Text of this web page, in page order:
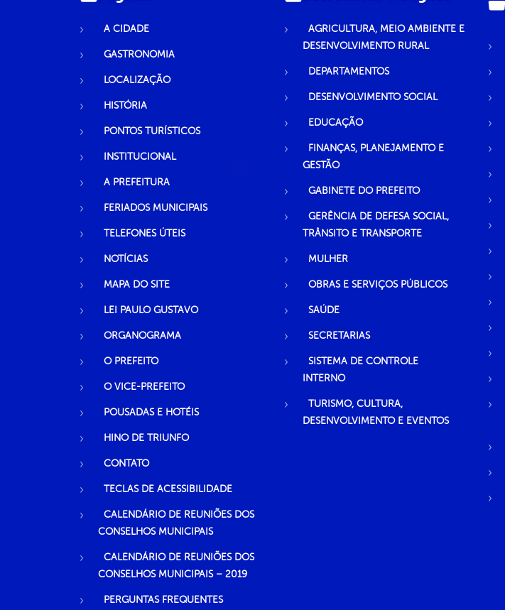
A CIDADE
GASTRONOMIA
LOCALIZAÇÃO
HISTÓRIA
PONTOS TURÍSTICOS
INSTITUCIONAL
A PREFEITURA
FERIADOS MUNICIPAIS
TELEFONES ÚTEIS
NOTÍCIAS
MAPA DO SITE
LEI PAULO GUSTAVO
ORGANOGRAMA
O PREFEITO
O VICE-PREFEITO
POUSADAS E HOTÉIS
HINO DE TRIUNFO
CONTATO
TECLAS DE ACESSIBILIDADE
CALENDÁRIO DE REUNIÕES DOS
CONSELHOS MUNICIPAIS
CALENDÁRIO DE REUNIÕES DOS
CONSELHOS MUNICIPAIS – 2019
PERGUNTAS FREQUENTES
AGRICULTURA, MEIO AMBIENTE E
DESENVOLVIMENTO RURAL
DEPARTAMENTOS
DESENVOLVIMENTO SOCIAL
EDUCAÇÃO
FINANÇAS, PLANEJAMENTO E
GESTÃO
GABINETE DO PREFEITO
GERÊNCIA DE DEFESA SOCIAL,
TRÂNSITO E TRANSPORTE
MULHER
OBRAS E SERVIÇOS PÚBLICOS
SAÚDE
SECRETARIAS
SISTEMA DE CONTROLE
INTERNO
TURISMO, CULTURA,
DESENVOLVIMENTO E EVENTOS